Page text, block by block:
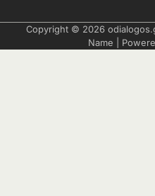
Copyright © 2026
Name |